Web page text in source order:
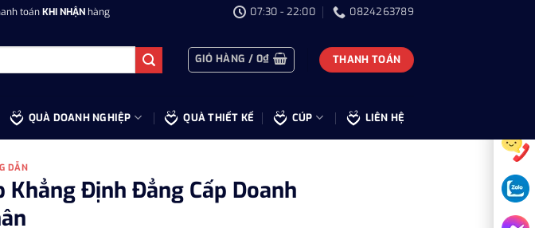
toánKHI NHẬNhàng 07:30 - 22:00 0824263789
GIỎ HÀNG / 0₫ THANH TOÁN
QUÀ DOANH NGHIỆP QUÀ THIẾT KẾ CÚP LIÊN HỆ
DẪN
Khẳng Định Đẳng Cấp Doanh